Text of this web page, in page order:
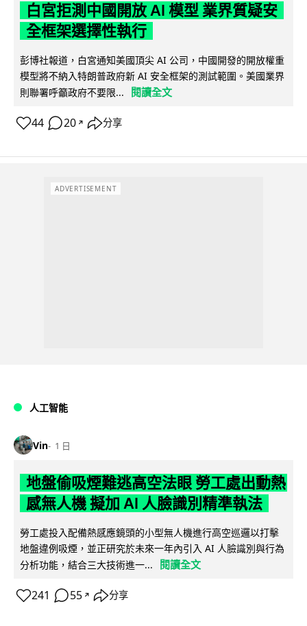
白宮拒測中國開放 AI 模型 業界質疑安
全框架選擇性執行
彭博社報道，白宮通知美國頂尖 AI 公司，中國開發的開放權重
模型將不納入特朗普政府新 AI 安全框架的測試範圍。美國業界
則聯署呼籲政府不要限...
閱讀全文
44 20 ↗ 分享
ADVERTISEMENT
人工智能
Vin 1 日
地盤偷吸煙難逃高空法眼 勞工處出動熱
感無人機 擬加 AI 人臉識別精準執法
勞工處投入配備熱感應鏡頭的小型無人機進行高空巡邏以打擊
地盤違例吸煙，並正研究於未來一年內引入 AI 人臉識別與行為
分析功能，結合三大技術進一...
閱讀全文
241 55 ↗ 分享